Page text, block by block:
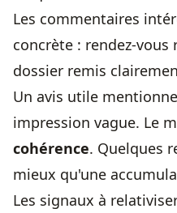
Les commentaires
concrète : rendez-
dossier remis
Un avis utile
impression vague. Le
cohérence. Quelques
mieux qu'une
Les signaux à